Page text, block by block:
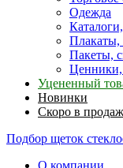
Одежда
Плакаты,
Пакеты,
Ценники,
Уцененный
Новинки
Скоро в
Подбор щеток
О компании